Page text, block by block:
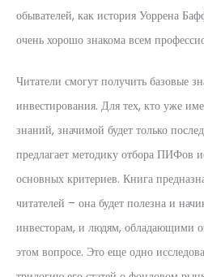
обывателей, как история Уоррена
очень хорошо знакома всем
Читатели смогут получить базовые
инвестирования. Для тех, кто уже
знаний, значимой будет только
предлагает методику отбора ПИФов
основных критериев. Книга
читателей – она будет полезна и
инвесторам, и людям, обладающими
этом вопросе. Это еще одно